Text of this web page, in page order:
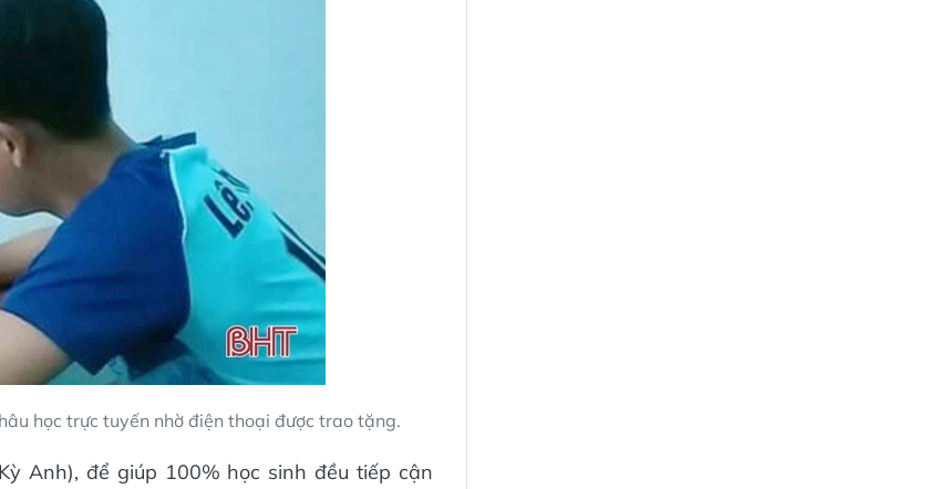
học trực tuyến nhờ điện thoại được trao tặng.
Anh), để giúp 100% học sinh đều tiếp cận